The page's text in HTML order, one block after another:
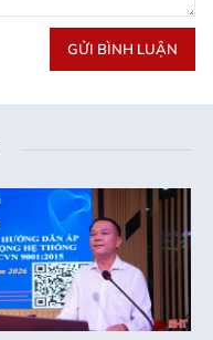
GỬI BÌNH LUẬN